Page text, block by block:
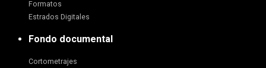
Formatos
Estrados Digitales
Fondo documental
Cortometrajes